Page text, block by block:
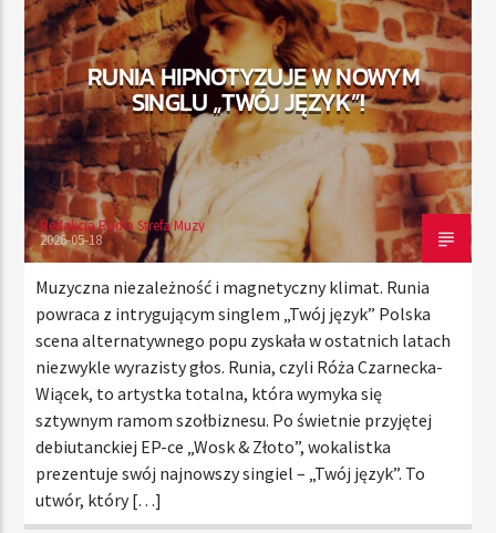
TERAZ
RADIO STREFA MUZY
00:00 21:00
RUNIA HIPNOTYZUJE W NOWYM
SINGLU „TWÓJ JĘZYK”!
Redakcja Radia Strefa Muzy
2026-05-18
Muzyczna niezależność i magnetyczny klimat. Runia
powraca z intrygującym singlem „Twój język” Polska
scena alternatywnego popu zyskała w ostatnich latach
niezwykle wyrazisty głos. Runia, czyli Róża Czarnecka-
Wiącek, to artystka totalna, która wymyka się
sztywnym ramom szołbiznesu. Po świetnie przyjętej
debiutanckiej EP-ce „Wosk & Złoto”, wokalistka
prezentuje swój najnowszy singiel – „Twój język”. To
utwór, który […]